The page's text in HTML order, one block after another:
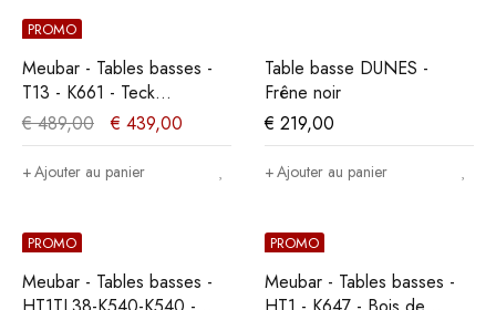
PROMO
Meubar - Tables basses -
T13 - K661 - Teck
Orange/Noir -
135x42x68cm
€489,00 € 439,00
Ajouter au panier
Table basse DUNES -
Frêne noir
€ 219,00
Ajouter au panier
PROMO
Meubar - Tables basses -
PROMO
Meubar - Tables basses -